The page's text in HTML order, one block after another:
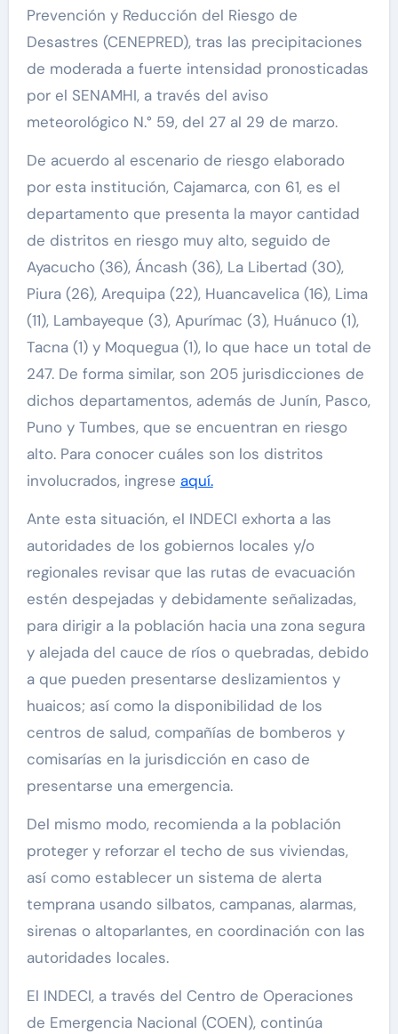
Prevención y Reducción del Riesgo de
Desastres (CENEPRED), tras las precipitaciones
de moderada a fuerte intensidad pronosticadas
por el SENAMHI, a través del aviso
meteorológico N.° 59, del 27 al 29 de marzo.
De acuerdo al escenario de riesgo elaborado
por esta institución, Cajamarca, con 61, es el
departamento que presenta la mayor cantidad
de distritos en riesgo muy alto, seguido de
Ayacucho (36), Áncash (36), La Libertad (30),
Piura (26), Arequipa (22), Huancavelica (16), Lima
(11), Lambayeque (3), Apurímac (3), Huánuco (1),
Tacna (1) y Moquegua (1), lo que hace un total de
247. De forma similar, son 205 jurisdicciones de
dichos departamentos, además de Junín, Pasco,
Puno y Tumbes, que se encuentran en riesgo
alto. Para conocer cuáles son los distritos
involucrados, ingrese aquí.
Ante esta situación, el INDECI exhorta a las
autoridades de los gobiernos locales y/o
regionales revisar que las rutas de evacuación
estén despejadas y debidamente señalizadas,
para dirigir a la población hacia una zona segura
y alejada del cauce de ríos o quebradas, debido
a que pueden presentarse deslizamientos y
huaicos; así como la disponibilidad de los
centros de salud, compañías de bomberos y
comisarías en la jurisdicción en caso de
presentarse una emergencia.
Del mismo modo, recomienda a la población
proteger y reforzar el techo de sus viviendas,
así como establecer un sistema de alerta
temprana usando silbatos, campanas, alarmas,
sirenas o altoparlantes, en coordinación con las
autoridades locales.
El INDECI, a través del Centro de Operaciones
de Emergencia Nacional (COEN), continúa